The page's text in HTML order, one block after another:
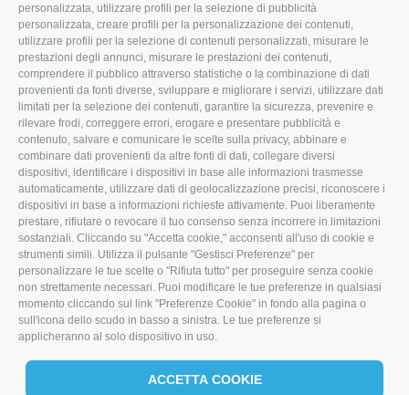
personalizzata, utilizzare profili per la selezione di pubblicità
personalizzata, creare profili per la personalizzazione dei contenuti,
utilizzare profili per la selezione di contenuti personalizzati, misurare le
prestazioni degli annunci, misurare le prestazioni dei contenuti,
comprendere il pubblico attraverso statistiche o la combinazione di dati
provenienti da fonti diverse, sviluppare e migliorare i servizi, utilizzare dati
limitati per la selezione dei contenuti, garantire la sicurezza, prevenire e
rilevare frodi, correggere errori, erogare e presentare pubblicità e
contenuto, salvare e comunicare le scelte sulla privacy, abbinare e
combinare dati provenienti da altre fonti di dati, collegare diversi
dispositivi, identificare i dispositivi in base alle informazioni trasmesse
automaticamente, utilizzare dati di geolocalizzazione precisi, riconoscere i
dispositivi in base a informazioni richieste attivamente. Puoi liberamente
prestare, rifiutare o revocare il tuo consenso senza incorrere in limitazioni
sostanziali. Cliccando su "Accetta cookie," acconsenti all'uso di cookie e
strumenti simili. Utilizza il pulsante "Gestisci Preferenze" per
personalizzare le tue scelte o "Rifiuta tutto" per proseguire senza cookie
non strettamente necessari. Puoi modificare le tue preferenze in qualsiasi
momento cliccando sul link "Preferenze Cookie" in fondo alla pagina o
sull'icona dello scudo in basso a sinistra. Le tue preferenze si
applicheranno al solo dispositivo in uso.
ACCETTA COOKIE
(+39) 345 0369943
info@imoristock.com
T
w
i
t
t
e
r
F
a
c
e
b
o
o
k
L
i
n
k
e
d
I
n